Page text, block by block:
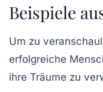
Beispiele
Um zu
erfolgreiche
ihre Träume zu